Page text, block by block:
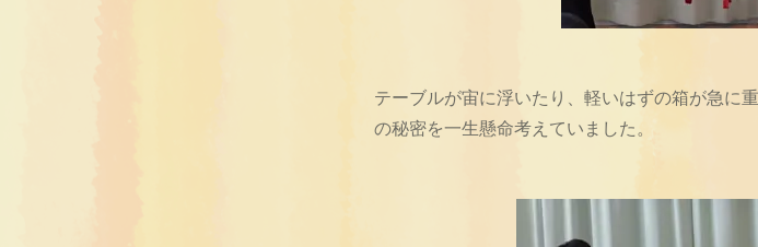
テーブルが宙に浮いたり、軽いはずの箱が急に
の秘密を一生懸命考えていました。